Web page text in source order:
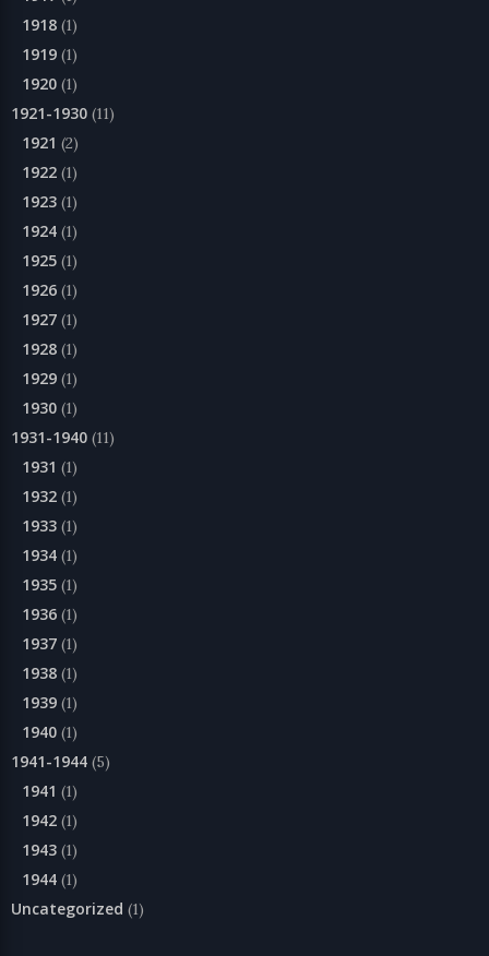
1918 (1)
1919 (1)
1920 (1)
1921-1930 (11)
1921 (2)
1922 (1)
1923 (1)
1924 (1)
1925 (1)
1926 (1)
1927 (1)
1928 (1)
1929 (1)
1930 (1)
1931-1940 (11)
1931 (1)
1932 (1)
1933 (1)
1934 (1)
1935 (1)
1936 (1)
1937 (1)
1938 (1)
1939 (1)
1940 (1)
1941-1944 (5)
1941 (1)
1942 (1)
1943 (1)
1944 (1)
Uncategorized (1)